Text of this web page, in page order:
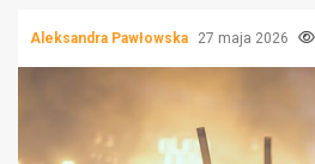
Aleksandra Pawłowska 27 maja 2026